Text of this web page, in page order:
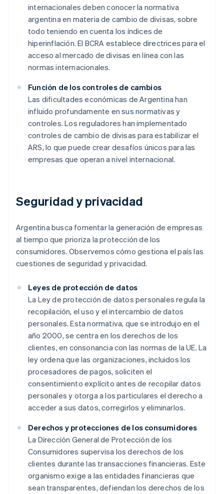
internacionales deben conocer la normativa
argentina en materia de cambio de divisas, sobre
todo teniendo en cuenta los índices de
hiperinflación. El BCRA establece directrices para el
acceso al mercado de divisas en línea con las
normas internacionales.
Función de los controles de cambios
Las dificultades económicas de Argentina han
influido profundamente en sus normativas y
controles. Los reguladores han implementado
controles de cambio de divisas para estabilizar el
ARS, lo que puede crear desafíos únicos para las
empresas que operan a nivel internacional.
Seguridad y privacidad
Argentina busca fomentar la generación de empresas
al tiempo que prioriza la protección de los
consumidores. Observemos cómo gestiona el país las
cuestiones de seguridad y privacidad.
Leyes de protección de datos
La Ley de protección de datos personales regula la
recopilación, el uso y el intercambio de datos
personales. Esta normativa, que se introdujo en el
año 2000, se centra en los derechos de los
clientes, en consonancia con las normas de la UE. La
ley ordena que las organizaciones, incluidos los
procesadores de pagos, soliciten el
consentimiento explícito antes de recopilar datos
personales y otorga a los particulares el derecho a
acceder a sus datos, corregirlos y eliminarlos.
Derechos y protecciones de los consumidores
La Dirección General de Protección de los
Consumidores supervisa los derechos de los
clientes durante las transacciones financieras. Este
organismo exige a las entidades financieras que
sean transparentes, defiendan los derechos de los